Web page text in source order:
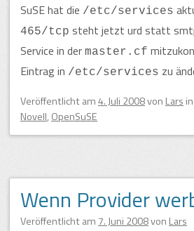
SuSE hat die /etc/services
465/tcp steht jetzt urd statt
Service in der master.cf
Eintrag in /etc/services zu
Veröffentlicht am4. Juli 2008von Lars in
Novell,OpenSuSE
Wenn Provider
Veröffentlicht am 7. Juni 2008von Lars